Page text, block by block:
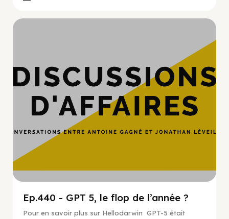
Ep.440 - GPT 5, le flop de l’année ?
Pour en savoir plus sur Hellodarwin GPT-5 était